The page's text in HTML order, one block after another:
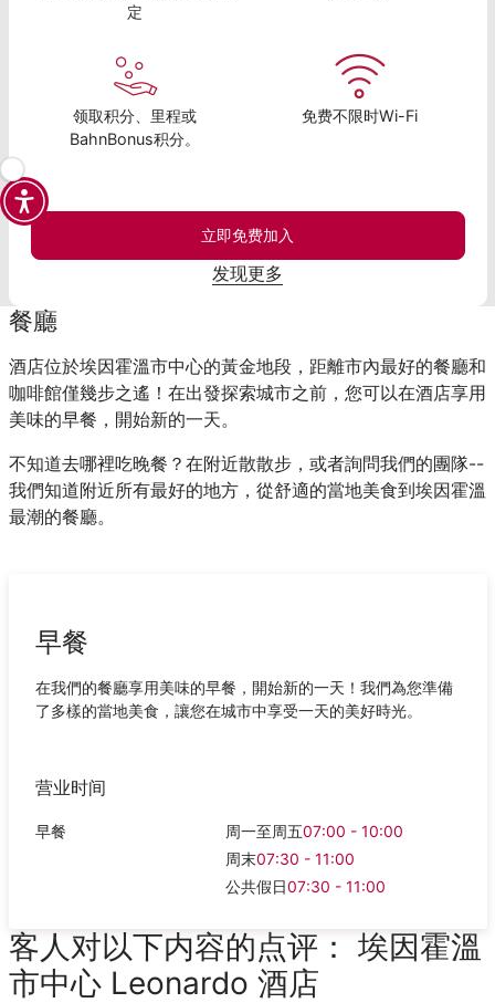
定
领取积分、里程或
BahnBonus积分。
免费不限时Wi-Fi
立即免费加入
发现更多
餐廳
酒店位於埃因霍溫市中心的黃金地段，距離市內最好的餐廳和
咖啡館僅幾步之遙！在出發探索城市之前，您可以在酒店享用
美味的早餐，開始新的一天。
不知道去哪裡吃晚餐？在附近散散步，或者詢問我們的團隊--
我們知道附近所有最好的地方，從舒適的當地美食到埃因霍溫
最潮的餐廳。
早餐
在我們的餐廳享用美味的早餐，開始新的一天！我們為您準備
了多樣的當地美食，讓您在城市中享受一天的美好時光。
营业时间
早餐 周一至周五07:00 - 10:00
周末07:30 - 11:00
公共假日07:30 - 11:00
客人对以下内容的点评： 埃因霍溫
市中心 Leonardo 酒店